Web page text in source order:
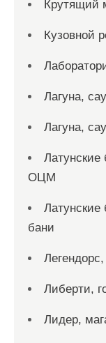
Крутящий
Кузовной
Лагуна,
Лагуна,
Латунские
ОЦМ
бани
Либерти,
Лидер,